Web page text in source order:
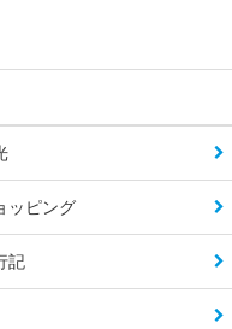
ッピング
記